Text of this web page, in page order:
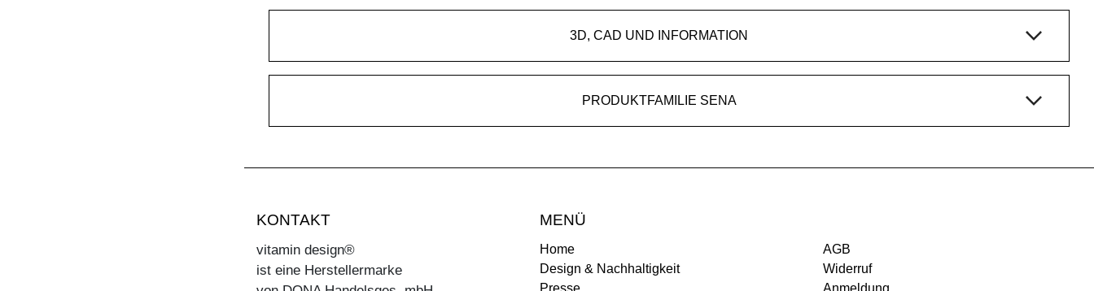
3D, CAD UND INFORMATION
PRODUKTFAMILIE SENA
KONTAKT
vitamin design®
ist eine Herstellermarke
MENÜ
Home
Design & Nachhaltigkeit
AGB
Widerruf